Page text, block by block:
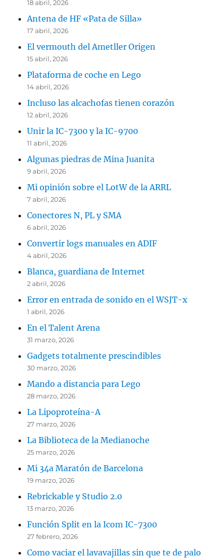
18 abril, 2026
Antena de HF «Pata de Silla»
17 abril, 2026
El vermouth del Ametller Origen
15 abril, 2026
Plataforma de coche en Lego
14 abril, 2026
Incluso las alcachofas tienen corazón
12 abril, 2026
Unir la IC-7300 y la IC-9700
11 abril, 2026
Algunas piedras de Mina Juanita
9 abril, 2026
Mi opinión sobre el LotW de la ARRL
7 abril, 2026
Conectores N, PL y SMA
6 abril, 2026
Convertir logs manuales en ADIF
4 abril, 2026
Blanca, guardiana de Internet
2 abril, 2026
Error en entrada de sonido en el WSJT-x
1 abril, 2026
En el Talent Arena
31 marzo, 2026
Gadgets totalmente prescindibles
30 marzo, 2026
Mando a distancia para Lego
28 marzo, 2026
La Lipoproteína-A
27 marzo, 2026
La Biblioteca de la Medianoche
25 marzo, 2026
Mi 34a Maratón de Barcelona
19 marzo, 2026
Rebrickable y Studio 2.0
13 marzo, 2026
Función Split en la Icom IC-7300
27 febrero, 2026
Como vaciar el lavavajillas sin que te de palo